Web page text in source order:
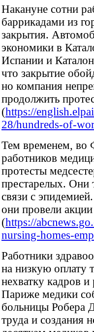
Накануне сотни
баррикадами из
закрытия.
экономики в
Испании и
что закрытие
но компания
продолжить
(https://
28/hundreds-of-
Тем временем, во
работников
протесты
престарелых. Они
связи с
они провели
(https://
nursing-homes-
Работники
на низкую оплату
нехватку кадров
Париже медики
больницы Робера
труда и создания